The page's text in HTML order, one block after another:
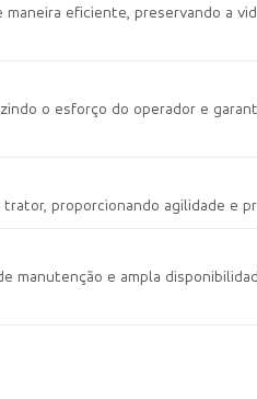
eficiente, preservando a
o esforço do operador e
proporcionando agilidade e
e ampla